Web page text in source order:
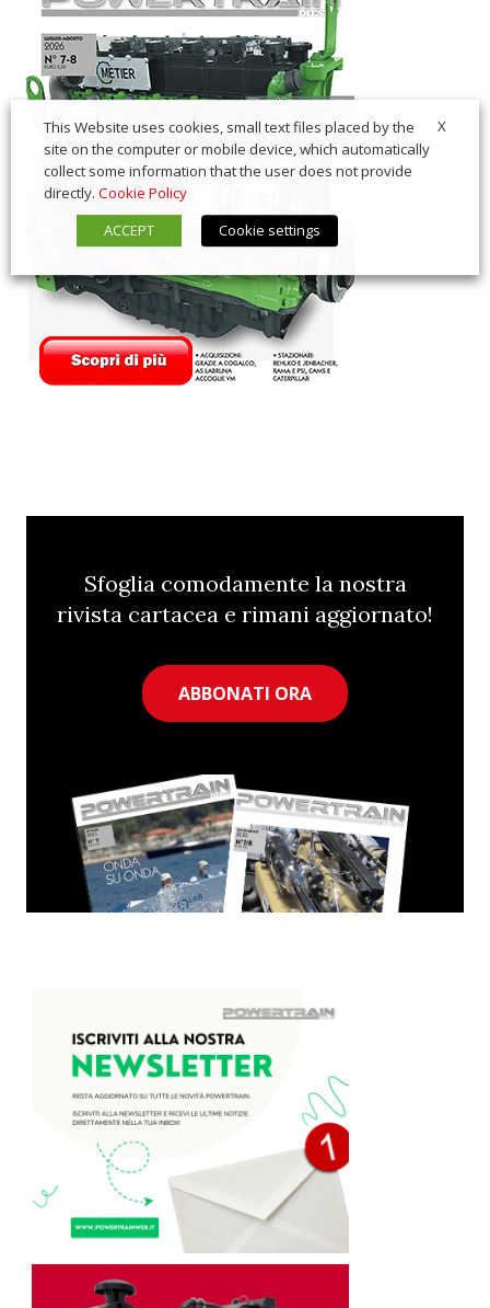
Sfoglia comodamente la nostra
rivista cartacea e rimani aggiornato!
ABBONATI ORA
X
This Website uses cookies, small text files placed by the
site on the computer or mobile device, which automatically
collect some information that the user does not provide
directly. Cookie Policy
ACCEPT
Cookie settings